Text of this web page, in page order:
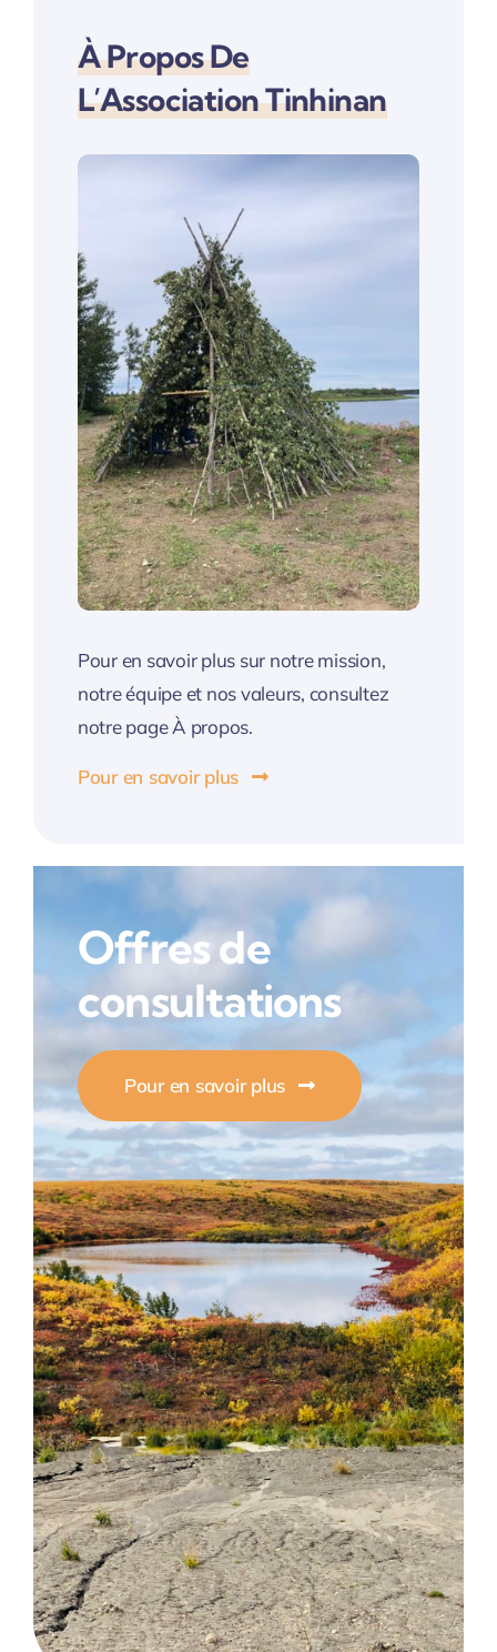
À Propos De
L’Association Tinhinan
Pour en savoir plus sur notre mission,
notre équipe et nos valeurs, consultez
notre page À propos.
Pour en savoir plus
Offres de
consultations
Pour en savoir plus